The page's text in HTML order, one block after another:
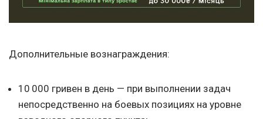
Дополнительные вознаграждения:
10 000 гривен в день — при выполнении задач
непосредственно на боевых позициях на уровне